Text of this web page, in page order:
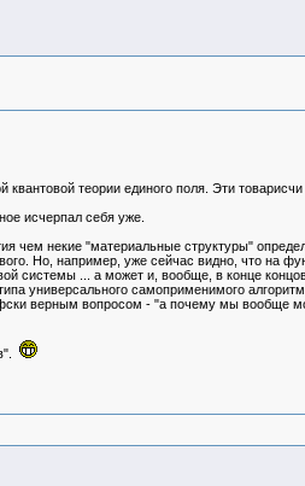
теории единого поля. Эти товарисчи
исчерпал себя уже.
чем некие "материальные структуры"
Но, например, уже сейчас видно, что на
системы ... а может и, вообще, в конце
универсального самоприменимого
верным вопросом - "а почему мы вообще